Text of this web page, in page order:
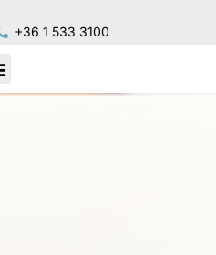
+36 1 533 3100